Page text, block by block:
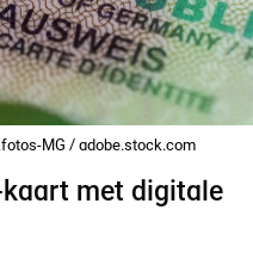
MG / adobe.stock.com
met digitale